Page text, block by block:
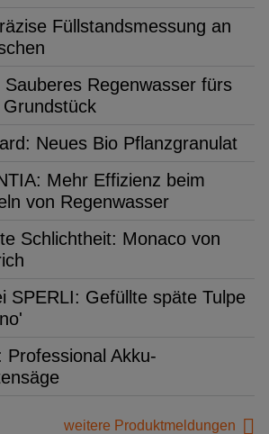
Füllstandsmessung an
Sauberes Regenwasser fürs
Grundstück
Neues Bio Pflanzgranulat
Mehr Effizienz beim
von Regenwasser
Schlichtheit: Monaco von
SPERLI: Gefüllte späte Tulpe
Professional Akku-
weitere Produktmeldungen